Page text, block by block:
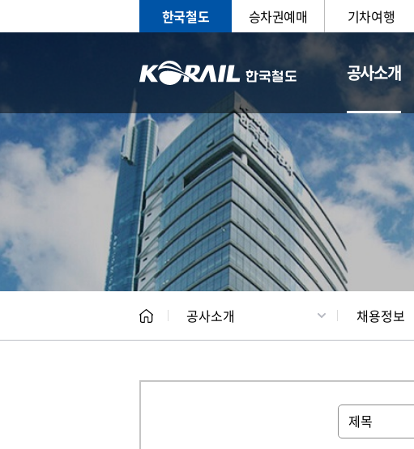
한국철도 승차권예매 기차여행
공사소개
CEO 일반현황
공사소개 채용정보